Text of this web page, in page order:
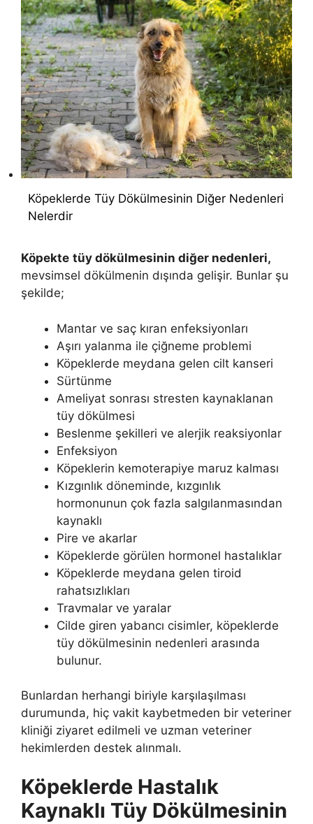
Köpeklerde Tüy Dökülmesinin Diğer Nedenleri
Nelerdir
Köpekte tüy dökülmesinin diğer nedenleri,
mevsimsel dökülmenin dışında gelişir. Bunlar şu
şekilde;
Mantar ve saç kıran enfeksiyonları
Aşırı yalanma ile çiğneme problemi
Köpeklerde meydana gelen cilt kanseri
Sürtünme
Ameliyat sonrası stresten kaynaklanan
tüy dökülmesi
Beslenme şekilleri ve alerjik reaksiyonlar
Enfeksiyon
Köpeklerin kemoterapiye maruz kalması
Kızgınlık döneminde, kızgınlık
hormonunun çok fazla salgılanmasından
kaynaklı
Pire ve akarlar
Köpeklerde görülen hormonel hastalıklar
Köpeklerde meydana gelen tiroid
rahatsızlıkları
Travmalar ve yaralar
Cilde giren yabancı cisimler, köpeklerde
tüy dökülmesinin nedenleri arasında
bulunur.
Bunlardan herhangi biriyle karşılaşılması
durumunda, hiç vakit kaybetmeden bir veteriner
kliniği ziyaret edilmeli ve uzman veteriner
hekimlerden destek alınmalı.
Köpeklerde Hastalık
Kaynaklı Tüy Dökülmesinin